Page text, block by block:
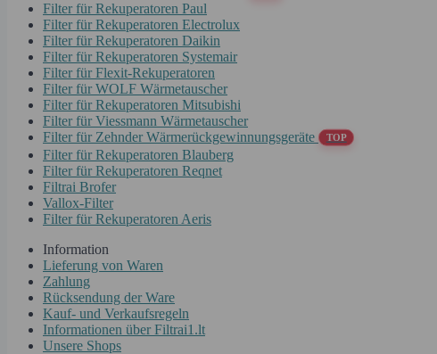
Filter für Rekuperatoren Paul
Filter für Rekuperatoren Electrolux
Filter für Rekuperatoren Daikin
Filter für Rekuperatoren Systemair
Filter für Flexit-Rekuperatoren
Filter für WOLF Wärmetauscher
Filter für Rekuperatoren Mitsubishi
Filter für Viessmann Wärmetauscher
Filter für Zehnder Wärmerückgewinnungsgeräte
TOP
Filter für Rekuperatoren Blauberg
Filter für Rekuperatoren Reqnet
Filtrai Brofer
Vallox-Filter
Filter für Rekuperatoren Aeris
Information
Lieferung von Waren
Zahlung
Rücksendung der Ware
Kauf- und Verkaufsregeln
Informationen über Filtrai1.lt
Unsere Shops